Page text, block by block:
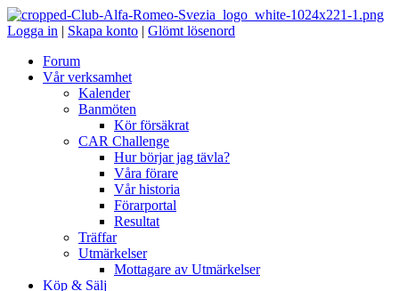
Logga in | Skapa konto | Glömt lösenord
Forum
Vår verksamhet
Kalender
Banmöten
Kör försäkrat
CAR Challenge
Hur börjar jag tävla?
Våra förare
Vår historia
Förarportal
Resultat
Träffar
Utmärkelser
Mottagare av Utmärkelser
Köp & Sälj